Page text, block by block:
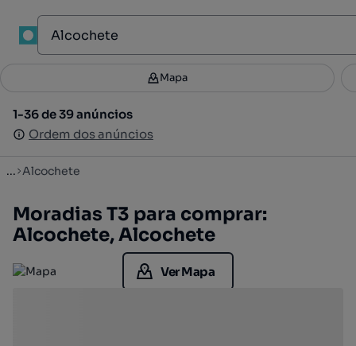
Filtros 3
1-36 de 39 anúncios
Ordem dos anúncios
Mapa
1-36 de 39 anúncios
Ordem dos anúncios
... Alcochete
Moradias T3 para comprar:
Alcochete, Alcochete
Ver Mapa